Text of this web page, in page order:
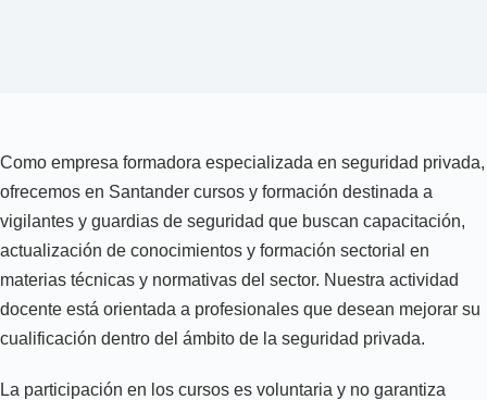
Como empresa formadora especializada en seguridad privada,
ofrecemos en Santander cursos y formación destinada a
vigilantes y guardias de seguridad que buscan capacitación,
actualización de conocimientos y formación sectorial en
materias técnicas y normativas del sector. Nuestra actividad
docente está orientada a profesionales que desean mejorar su
cualificación dentro del ámbito de la seguridad privada.
La participación en los cursos es voluntaria y no garantiza